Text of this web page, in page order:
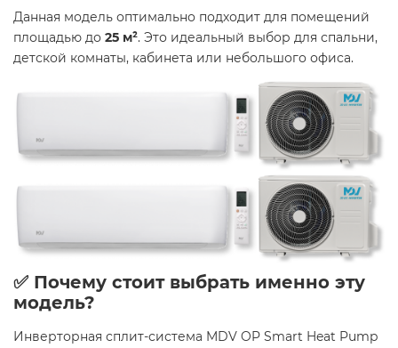
Данная модель оптимально подходит для помещений
площадью до 25 м². Это идеальный выбор для спальни,
детской комнаты, кабинета или небольшого офиса.​
✅ Почему стоит выбрать именно эту
модель?
Инверторная сплит-система MDV OP Smart Heat Pump